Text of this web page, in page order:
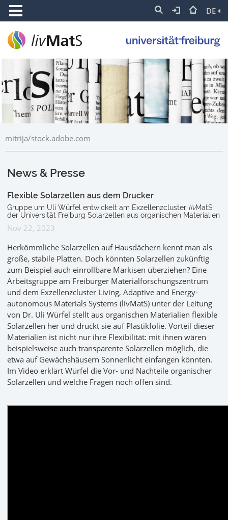
DE
mitrija/stock.adobe.com
News & Presse
Flexible Solarzellen aus dem Drucker
Gruppe um Uli Würfel entwickelt am Exzellenzcluster livMatS
der Universität Freiburg Solarzellen aus organischen Materialien
Nov 22, 2023
Herkömmliche Solarzellen auf Hausdächern kennt man als
große, stabile Platten. Doch könnten Solarzellen zukünftig
zum Beispiel auch einrollbare Markisen überziehen? Eine
Arbeitsgruppe am Freiburger Materialforschungszentrum
und dem Exzellenzcluster Living, Adaptive and Energy-
autonomous Materials Systems (livMatS) unter der Leitung
von Dr. Uli Würfel stellt aus organischen Materialien flexible
Solarzellen her und druckt sie auf Plastikfolie. Vorteil dieser
Materialien ist nicht nur ihre Flexibilität: mit ihnen wären
beispielsweise auch transparente Solarzellen möglich, die
etwa auf Gewächshäusern Sonnenlicht einfangen könnten.
Im Video erklärt Würfel die Vor- und Nachteile organischer
Solarzellen und welche Fragen noch offen sind.